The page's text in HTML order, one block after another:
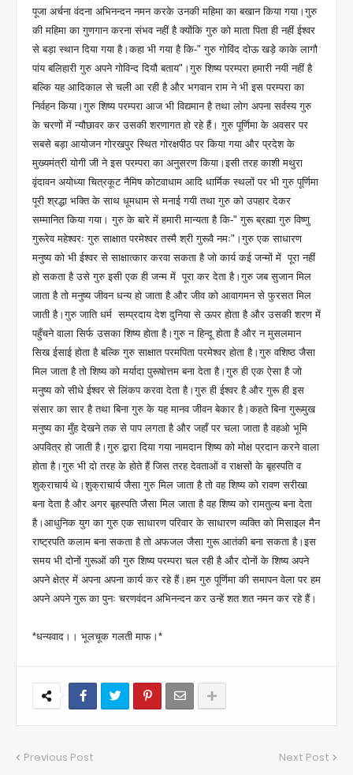
पूजा अर्चना वंदना अभिनन्दन नमन करके उनकी महिमा का बखान किया गया।गुरु
की महिमा का गुणगान करना संभव नहीं है क्योंकि गुरु को माता पिता ही नहीं ईश्वर
से बड़ा स्थान दिया गया है।कहा भी गया है कि-" गुरु गोविंद दोऊ खड़े काके लागौ
पांय बलिहारी गुरु अपने गोविन्द दियौ बताय"।गुरु शिष्य परम्परा हमारी नयी नहीं है
बल्कि यह आदिकाल से चली आ रही है और भगवान राम ने भी इस परम्परा का
निर्वहन किया।गुरु शिष्य परम्परा आज भी विद्यमान है तथा लोग अपना सर्वस्य गुरु
के चरणों में न्यौछावर कर उसकी शरणागत हो रहे हैं। गुरु पूर्णिमा के अवसर पर
सबसे बड़ा आयोजन गोरखपुर स्थित गोरक्षपीठ पर किया गया और प्रदेश के
मुख्यमंत्री योगी जी ने इस परम्परा का अनुसरण किया।इसी तरह काशी मथुरा
वृंदावन अयोध्या चित्रकूट नैमिष कोटवाधाम आदि धार्मिक स्थलों पर भी गुरु पूर्णिमा
पूरी श्रद्धा भक्ति के साथ धूमधाम से मनाई गयी तथा गुरु को उपहार देकर
सम्मानित किया गया। गुरु के बारे में हमारी मान्यता है कि-" गुरू ब्रह्मा गुरु विष्णु
गुरूरेव महेश्वरः गुरु साक्षात परमेश्वर तस्मै श्री गुरूवै नमः"।गुरु एक साधारण
मनुष्य को भी ईश्वर से साक्षात्कार करवा सकता है जो कार्य कई जन्मों में पूरा नहीं
हो सकता है उसे गुरु इसी एक ही जन्म में पूरा कर देता है।गुरु जब सुजान मिल
जाता है तो मनुष्य जीवन धन्य हो जाता है और जीव को आवागमन से फुरसत मिल
जाती है।गुरु जाति धर्म सम्प्रदाय देश दुनिया से ऊपर होता है और उसकी शरण में
पहुँचने वाला सिर्फ उसका शिष्य होता है।गुरु न हिन्दू होता है और न मुसलमान
सिख ईसाई होता है बल्कि गुरु साक्षात परमपिता परमेश्वर होता है।गुरु वशिष्ठ जैसा
मिल जाता है तो शिष्य को मर्यादा पुरूषोत्तम बना देता है।गुरु ही एक ऐसा है जो
मनुष्य को सीधे ईश्वर से लिंकप करवा देता है।गुरु ही ईश्वर है और गुरू ही इस
संसार का सार है तथा बिना गुरु के यह मानव जीवन बेकार है।कहते बिना गुरूमुख
मनुष्य का मुँह देखने तक से पाप लगता है और जहाँ पर चला जाता है वहओ भूमि
अपवित्र हो जाती है।गुरु द्वारा दिया गया नामदान शिष्य को मोक्ष प्रदान करने वाला
होता है।गुरु भी दो तरह के होते हैं जिस तरह देवताओं व राक्षसों के बृहस्पति व
शुक्राचार्य थे।शुक्राचार्य जैसा गुरु मिल जाता है तो वह शिष्य को रावण सरीखा
बना देता है और अगर बृहस्पति जैसा मिल जाता है वह शिष्य को रामतुल्य बना देता
है।आधुनिक युग का गुरु एक साधारण परिवार के साधारण व्यक्ति को मिसाइल मैन
राष्ट्रपति कलाम बना सकता है तो अफजल जैसा गुरू आतंकी बना सकता है।इस
समय भी दोनों गुरूओं की गुरु शिष्य परम्परा चल रही है और दोनों के शिष्य अपने
अपने क्षेत्र में अपना अपना कार्य कर रहे हैं।हम गुरु पूर्णिमा की समापन वेला पर हम
अपने अपने गुरू का पुनः चरणवंदन अभिनन्दन कर उन्हें शत शत नमन कर रहे हैं।
*धन्यवाद।। भूलचूक गलती माफ।*
Previous Post Next Post